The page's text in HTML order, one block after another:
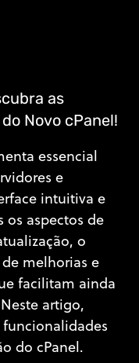
as
Novo cPanel!
essencial
e
intuitiva e
os aspectos de
o
melhorias e
facilitam ainda
artigo,
funcionalidades
do cPanel.